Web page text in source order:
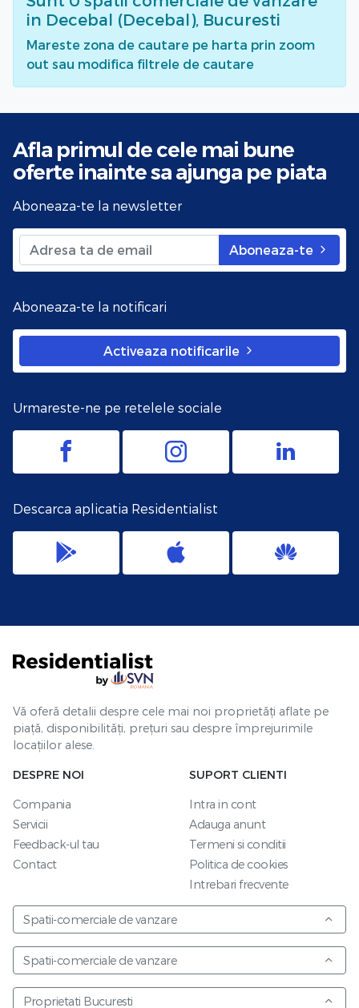
in Decebal (Decebal), Bucuresti
Mareste zona de cautare pe harta prin zoom
out sau modifica filtrele de cautare
Afla primul de cele mai bune
oferte inainte sa ajunga pe piata
Aboneaza-te la newsletter
Aboneaza-te
Aboneaza-te la notificari
Activeaza notificarile
Urmareste-ne pe retelele sociale
Descarca aplicatia Residentialist
Vă oferă detalii despre cele mai noi proprietăți aflate pe
piață, disponibilități, prețuri sau despre împrejurimile
locațiilor alese.
DESPRE NOI
Compania
Servicii
Feedback-ul tau
Contact
SUPORT CLIENTI
Intra in cont
Adauga anunt
Termeni si conditii
Politica de cookies
Intrebari frecvente
Spatii-comerciale de vanzare
Spatii-comerciale de vanzare
Proprietati Bucuresti